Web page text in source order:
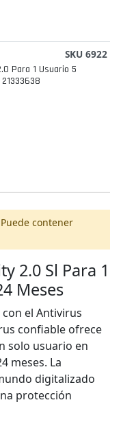
SKU 6922
Para 1 Usuario 5
contener
2.0 Sl Para 1
Meses
el Antivirus
confiable ofrece
solo usuario en
meses. La
digitalizado
protección